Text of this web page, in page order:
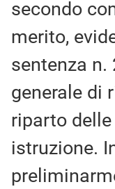
secondo
merito,
sentenza n.
generale di
riparto
istruzione.